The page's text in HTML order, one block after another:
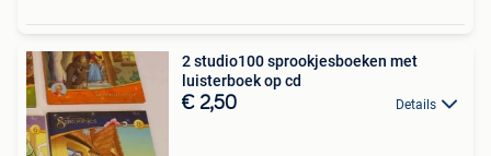
2 studio100 sprookjesboeken met
luisterboek op cd
€ 2,50 Details